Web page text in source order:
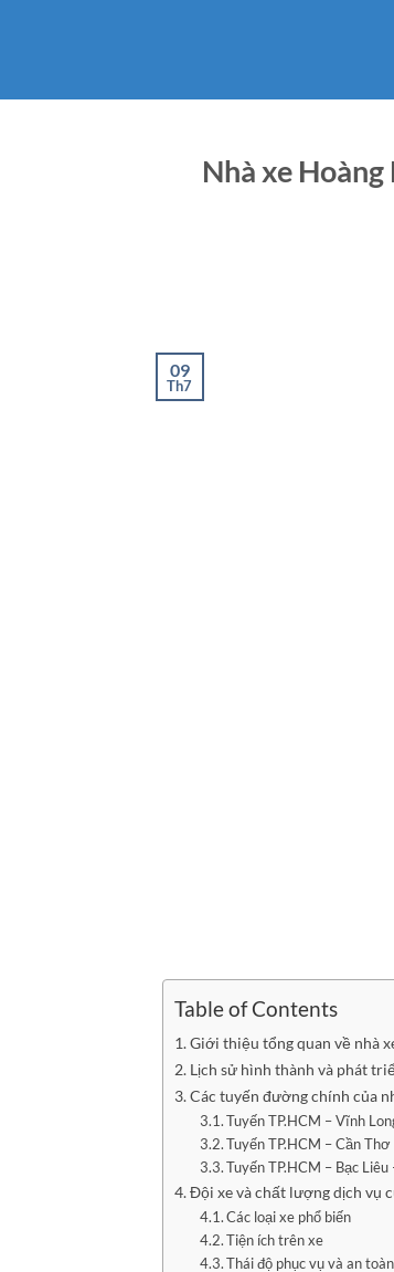
dung
Nhà xe
09
Th7
Table of Contents
Giới thiệu tổng quan về nhà
Lịch sử hình thành và phát
Các tuyến đường chính của
Tuyến TP.HCM – Vĩnh
Tuyến TP.HCM – Cần Thơ
Tuyến TP.HCM – Bạc Liêu
Đội xe và chất lượng dịch vụ
Các loại xe phổ biến
Tiện ích trên xe
Thái độ phục vụ và an toàn